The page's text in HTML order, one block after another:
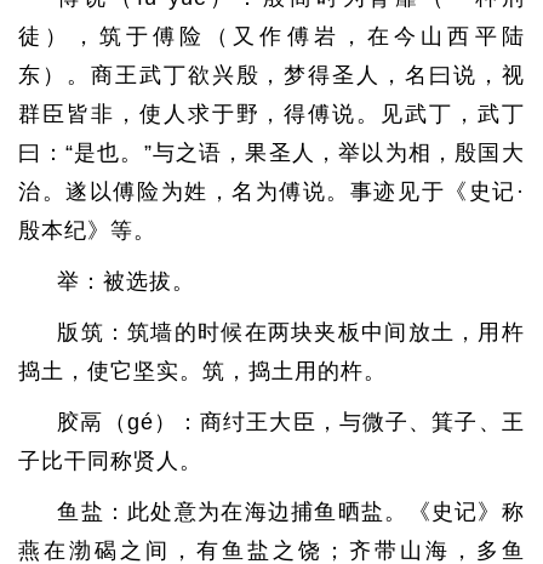
徒），筑于傅险（又作傅岩，在今山西平陆
东）。商王武丁欲兴殷，梦得圣人，名曰说，视
群臣皆非，使人求于野，得傅说。见武丁，武丁
曰：“是也。”与之语，果圣人，举以为相，殷国大
治。遂以傅险为姓，名为傅说。事迹见于《史记·
殷本纪》等。
举：被选拔。
版筑：筑墙的时候在两块夹板中间放土，用杵
捣土，使它坚实。筑，捣土用的杵。
胶鬲（gé）：商纣王大臣，与微子、箕子、王
子比干同称贤人。
鱼盐：此处意为在海边捕鱼晒盐。《史记》称
燕在渤碣之间，有鱼盐之饶；齐带山海，多鱼